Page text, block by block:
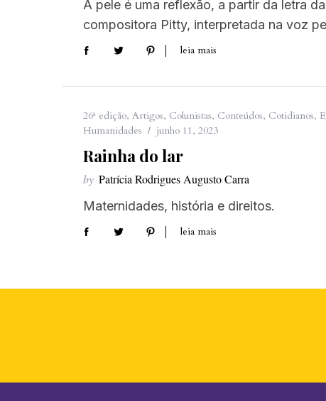
A pele é uma reflexão, a partir da letra
compositora Pitty, interpretada na voz
leia mais
26ª edição, Artigos, Colunistas, Conteúdos, Cotidianos,
Humanidades
junho 11, 2023
Rainha do lar
by Patrícia Rodrigues Augusto Carra
Maternidades, história e direitos.
leia mais